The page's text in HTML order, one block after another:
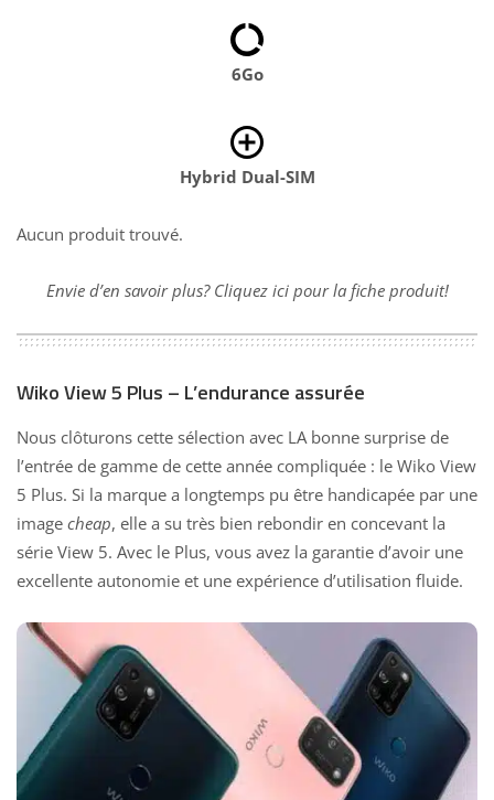
6Go
Hybrid Dual-SIM
Aucun produit trouvé.
Envie d’en savoir plus? Cliquez ici pour la fiche produit!
Wiko View 5 Plus – L’endurance assurée
Nous clôturons cette sélection avec LA bonne surprise de
l’entrée de gamme de cette année compliquée : le Wiko View
5 Plus. Si la marque a longtemps pu être handicapée par une
image cheap, elle a su très bien rebondir en concevant la
série View 5. Avec le Plus, vous avez la garantie d’avoir une
excellente autonomie et une expérience d’utilisation fluide.